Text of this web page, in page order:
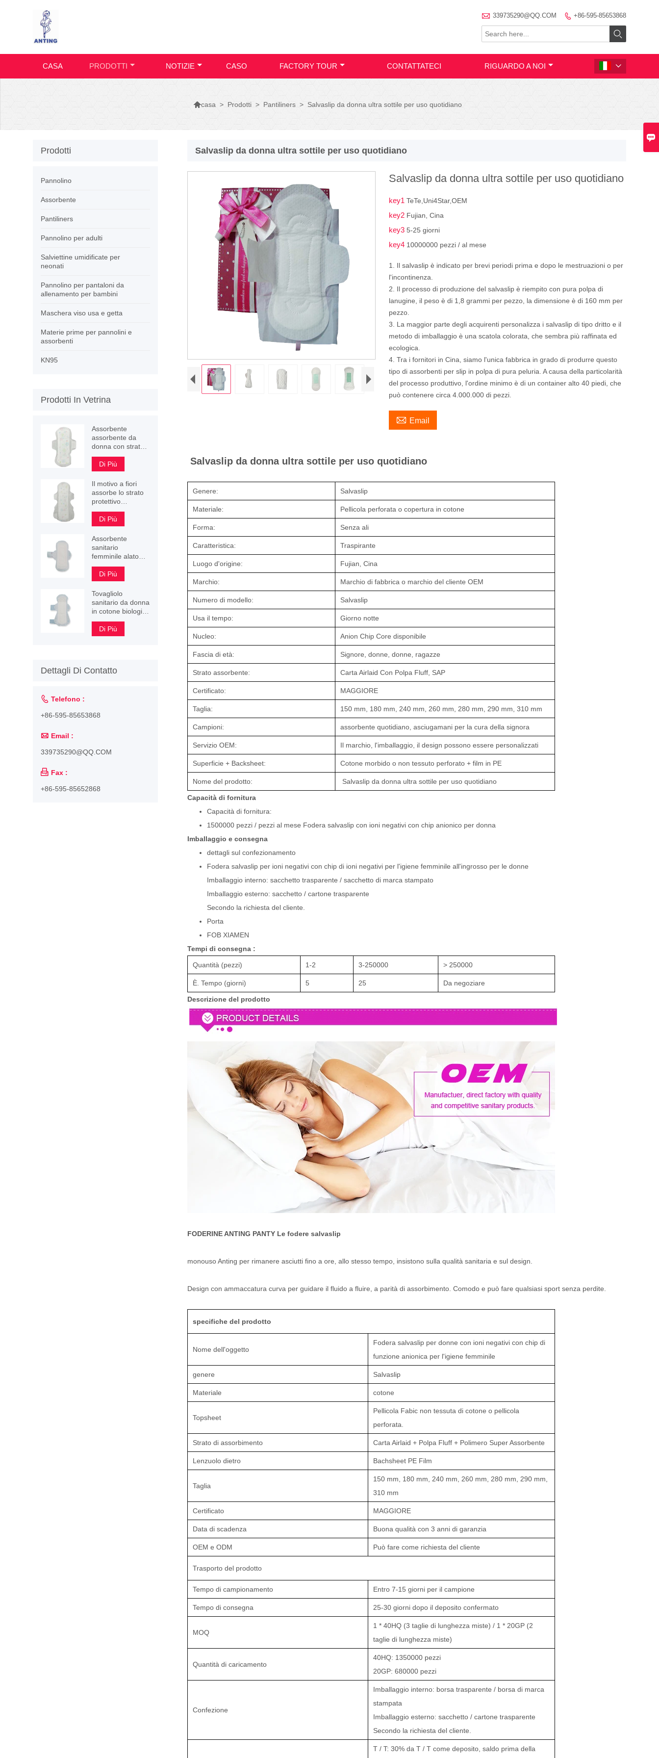

 339735290@QQ.COM  +86-595-85653868

CASA PRODOTTI NOTIZIE CASO FACTORY TOUR CONTATTATECI RIGUARDO A NOI 
casa > Prodotti > Pantiliners > Salvaslip da donna ultra sottile per uso quotidiano
Salvaslip da donna ultra sottile per uso quotidiano
Salvaslip da donna ultra sottile per uso quotidiano
key1TeTe,Uni4Star,OEM
key2 Fujian, Cina
key35-25 giorni
key4 10000000 pezzi / al mese
1. Il salvaslip è indicato per brevi periodi prima e dopo le mestruazioni o per
l'incontinenza.
2. Il processo di produzione del salvaslip è riempito con pura polpa di
lanugine, il peso è di 1,8 grammi per pezzo, la dimensione è di 160 mm per
pezzo.
3. La maggior parte degli acquirenti personalizza i salvaslip di tipo dritto e il
metodo di imballaggio è una scatola colorata, che sembra più raffinata ed
ecologica.
4. Tra i fornitori in Cina, siamo l'unica fabbrica in grado di produrre questo
tipo di assorbenti per slip in polpa di pura peluria. A causa della particolarità
del processo produttivo, l'ordine minimo è di un container alto 40 piedi, che
può contenere circa 4.000.000 di pezzi.
 Email
Salvaslip da donna ultra sottile per uso quotidiano
Genere: Salvaslip
Materiale: Pellicola perforata o copertura in cotone
Forma: Senza ali
Caratteristica: Traspirante
Luogo d'origine: Fujian, Cina
Marchio: Marchio di fabbrica o marchio del cliente OEM
Numero di modello: Salvaslip
Usa il tempo: Giorno notte
Nucleo: Anion Chip Core disponibile
Fascia di età: Signore, donne, donne, ragazze
Strato assorbente: Carta Airlaid Con Polpa Fluff, SAP
Certificato: MAGGIORE
Taglia: 150 mm, 180 mm, 240 mm, 260 mm, 280 mm, 290 mm, 310 mm
Campioni: assorbente quotidiano, asciugamani per la cura della signora
Servizio OEM: Il marchio, l'imballaggio, il design possono essere personalizzati
Superficie + Backsheet: Cotone morbido o non tessuto perforato + film in PE
Nome del prodotto: Salvaslip da donna ultra sottile per uso quotidiano
Capacità di fornitura
Capacità di fornitura:
1500000 pezzi / pezzi al mese Fodera salvaslip con ioni negativi con chip anionico per donna
Imballaggio e consegna
dettagli sul confezionamento
Fodera salvaslip per ioni negativi con chip di ioni negativi per l'igiene femminile all'ingrosso per le donne
Imballaggio interno: sacchetto trasparente / sacchetto di marca stampato
Imballaggio esterno: sacchetto / cartone trasparente
Secondo la richiesta del cliente.
Porta
FOB XIAMEN
Tempi di consegna :
Quantità (pezzi) 1-2 3-250000 > 250000
È. Tempo (giorni) 5 25 Da negoziare
Descrizione del prodotto
FODERINE ANTING PANTY Le fodere salvaslip
monouso Anting per rimanere asciutti fino a ore, allo stesso tempo, insistono sulla qualità sanitaria e sul design.
Design con ammaccatura curva per guidare il fluido a fluire, a parità di assorbimento. Comodo e può fare qualsiasi sport senza perdite.
specifiche del prodotto
Nome dell'oggetto
Fodera salvaslip per donne con ioni negativi con chip di
funzione anionica per l'igiene femminile
genere Salvaslip
Materiale cotone
Topsheet
Pellicola Fabic non tessuta di cotone o pellicola
perforata.
Strato di assorbimento Carta Airlaid + Polpa Fluff + Polimero Super Assorbente
Lenzuolo dietro Bachsheet PE Film
Taglia
150 mm, 180 mm, 240 mm, 260 mm, 280 mm, 290 mm,
310 mm
Certificato MAGGIORE
Data di scadenza Buona qualità con 3 anni di garanzia
OEM e ODM Può fare come richiesta del cliente
Trasporto del prodotto
Tempo di campionamento Entro 7-15 giorni per il campione
Tempo di consegna 25-30 giorni dopo il deposito confermato
MOQ
1 * 40HQ (3 taglie di lunghezza miste) / 1 * 20GP (2
taglie di lunghezza miste)
Quantità di caricamento
40HQ: 1350000 pezzi
20GP: 680000 pezzi
Confezione
Imballaggio interno: borsa trasparente / borsa di marca
stampata
Imballaggio esterno: sacchetto / cartone trasparente
Secondo la richiesta del cliente.
T / T: 30% da T / T come deposito, saldo prima della
Prodotti
Pannolino
Assorbente
Pantiliners
Pannolino per adulti
Salviettine umidificate per
neonati
Pannolino per pantaloni da
allenamento per bambini
Maschera viso usa e getta
Materie prime per pannolini e
assorbenti
KN95
Prodotti In Vetrina
Assorbente
assorbente da
donna con strato
protettivo
assorbente
stampato a fiori
Di Più
Il motivo a fiori
assorbe lo strato
protettivo
assorbente
assorbente 245
mm 290 mm 340
mm
Di Più
Assorbente
sanitario
femminile alato
con superficie
perlata 3D
Di Più
Tovagliolo
sanitario da donna
in cotone biologico
di ottima qualità
Di Più
Dettagli Di Contatto
 Telefono :
+86-595-85653868
 Email :
339735290@QQ.COM
 Fax :
+86-595-85652868